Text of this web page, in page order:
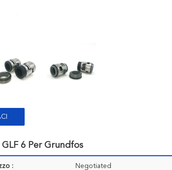
6 Per Grundfos
: Negotiated